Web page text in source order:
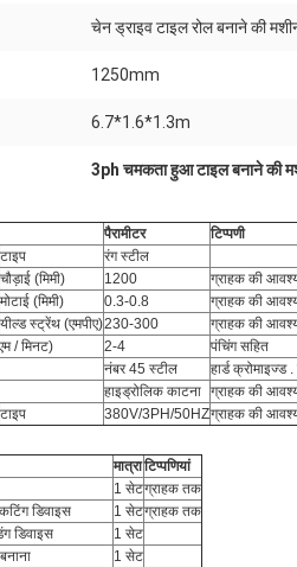
चेन ड्राइव टाइल रोल बनाने की
1250mm
6.7*1.6*1.3m
3ph चमकता हुआ टाइल बनाने की
पैरामीटर
टिप्पणी
टाइप
रंग स्टील
चौड़ाई (मिमी)
1200
ग्राहक की
मोटाई (मिमी)
0.3-0.8
ग्राहक की
यील्ड स्ट्रेंथ (एमपीए)230-300
ग्राहक की
/ मिनट) 2-4
पंचिंग सहित
नंबर 45 स्टील
हार्ड क्रोमाइज्ड
हाइड्रोलिक काटना ग्राहक की
टाइप 380V/3PH/50HZग्राहक की
मात्राटिप्पणियां
1 सेटग्राहक तक
डिवाइस 1 सेटग्राहक तक
डिवाइस
1 सेट
1 सेट